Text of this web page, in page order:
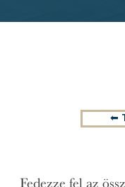
⬅︎
Fedezze fel az